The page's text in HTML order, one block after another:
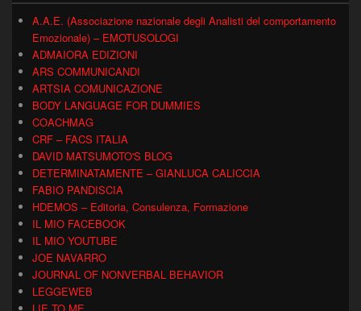
A.A.E. (Associazione nazionale degli Analisti del comportamento
Emozionale) – EMOTUSOLOGI
ADMAIORA EDIZIONI
ARS COMMUNICANDI
ARTSIA COMUNICAZIONE
BODY LANGUAGE FOR DUMMIES
COACHMAG
CRF – FACS ITALIA
DAVID MATSUMOTO'S BLOG
DETERMINATAMENTE – GIANLUCA CALICCIA
FABIO PANDISCIA
HDEMOS – Editoria, Consulenza, Formazione
IL MIO FACEBOOK
IL MIO YOUTUBE
JOE NAVARRO
JOURNAL OF NONVERBAL BEHAVIOR
LEGGEWEB